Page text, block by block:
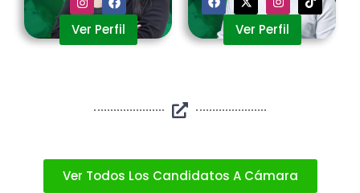
Ver Perfil Ver Perfil
Ver Todos Los Candidatos A Cámara